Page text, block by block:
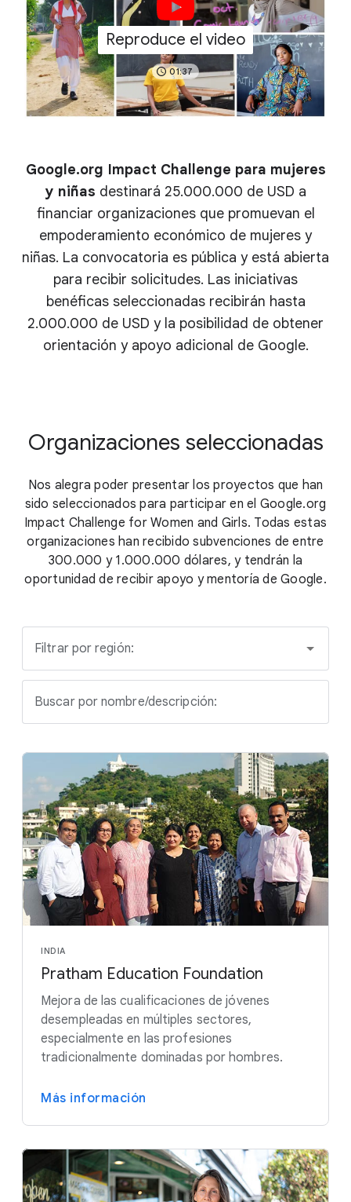
Reproduce el video
01:37
Google.org Impact Challenge para mujeres
y niñas destinará 25.000.000 de USD a
financiar organizaciones que promuevan el
empoderamiento económico de mujeres y
niñas. La convocatoria es pública y está abierta
para recibir solicitudes. Las iniciativas
benéficas seleccionadas recibirán hasta
2.000.000 de USD y la posibilidad de obtener
orientación y apoyo adicional de Google.
Organizaciones seleccionadas
Nos alegra poder presentar los proyectos que han
sido seleccionados para participar en el Google.org
Impact Challenge for Women and Girls. Todas estas
organizaciones han recibido subvenciones de entre
300.000 y 1.000.000 dólares, y tendrán la
oportunidad de recibir apoyo y mentoría de Google.
Filtrar por región:
Buscar por nombre/descripción:
INDIA
Pratham Education Foundation
Mejora de las cualificaciones de jóvenes
desempleadas en múltiples sectores,
especialmente en las profesiones
tradicionalmente dominadas por hombres.
Más información